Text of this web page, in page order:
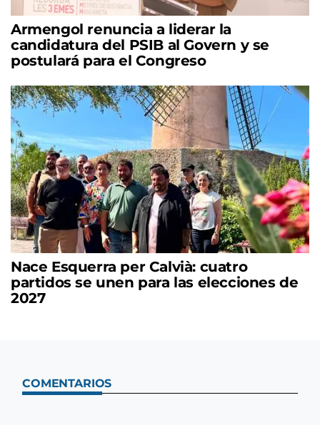
Armengol renuncia a liderar la
candidatura del PSIB al Govern y se
postulará para el Congreso
Nace Esquerra per Calvià: cuatro
partidos se unen para las elecciones de
2027
COMENTARIOS